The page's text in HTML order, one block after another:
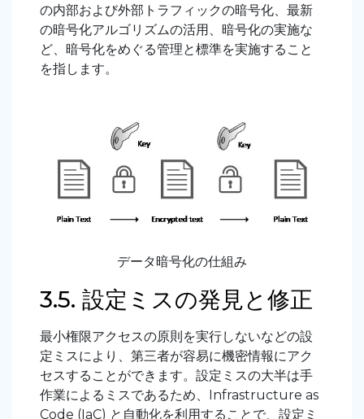
の内部および外部トラフィックの暗号化、最新
の暗号化アルゴリズムの活用、暗号化の実施な
ど、暗号化をめぐる管理と標準を実施すること
を指します。
データ暗号化の仕組み
3.5. 設定ミスの発見と修正
最小権限アクセスの原則を実行しないなどの設
定ミスにより、第三者が容易に機密情報にアク
セスすることができます。設定ミスの大半は手
作業によるミスであるため、Infrastructure as
Code (IaC) と自動化を利用することで、設定ミ